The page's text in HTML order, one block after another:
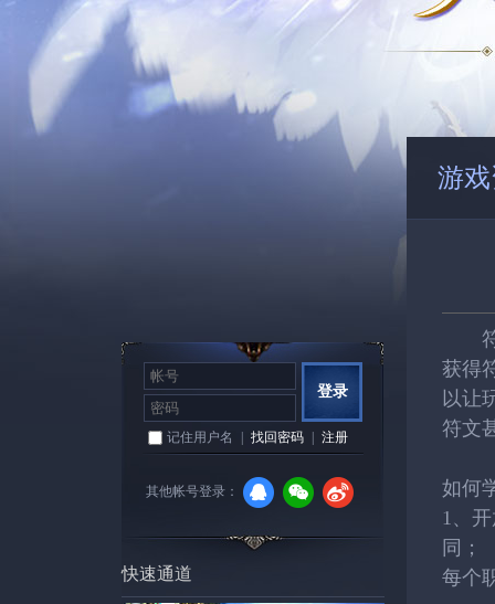
登录
记住用户名 找回密码 注册
其他帐号登录：
快速通道
游
符
获得
以让
符文
如何
1、
同；
每个